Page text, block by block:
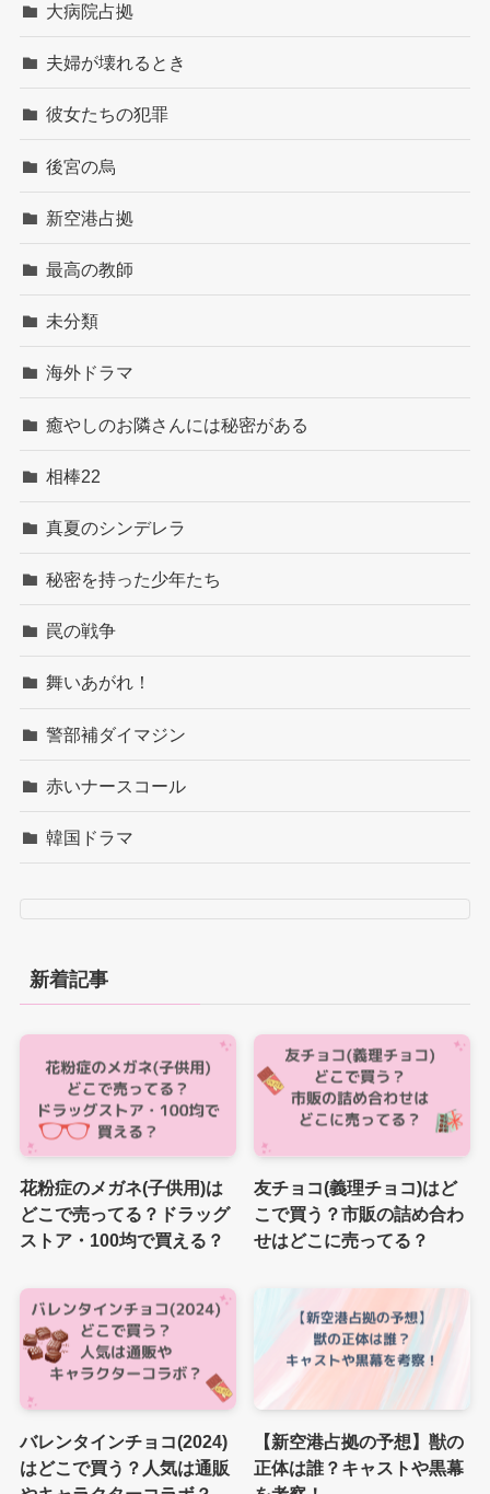
大病院占拠
夫婦が壊れるとき
彼女たちの犯罪
後宮の烏
新空港占拠
最高の教師
未分類
海外ドラマ
癒やしのお隣さんには秘密がある
相棒22
真夏のシンデレラ
秘密を持った少年たち
罠の戦争
舞いあがれ！
警部補ダイマジン
赤いナースコール
韓国ドラマ
新着記事
花粉症のメガネ(子供用)は
どこで売ってる？ドラッグ
ストア・100均で買える？
友チョコ(義理チョコ)はど
こで買う？市販の詰め合わ
せはどこに売ってる？
バレンタインチョコ(2024)
はどこで買う？人気は通販
【新空港占拠の予想】獣の
正体は誰？キャストや黒幕